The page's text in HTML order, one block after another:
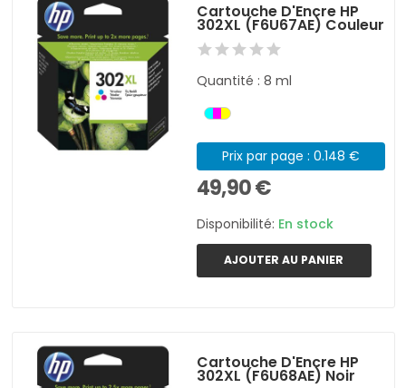
Cartouche D'Encre HP
302XL (F6U67AE) Couleur
Quantité : 8 ml
Prix par page : 0.148 €
49,90 €
Disponibilité: En stock
AJOUTER AU PANIER
Cartouche D'Encre HP
302XL (F6U68AE) Noir